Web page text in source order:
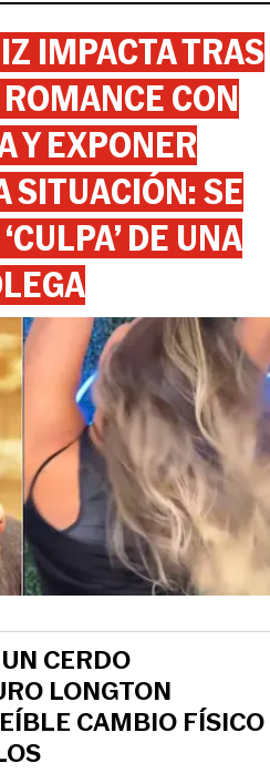
IMPACTA TRAS
CON
Y EXPONER
SITUACIÓN: SE
DE UNA
CERDO
LONGTON
CAMBIO FÍSICO